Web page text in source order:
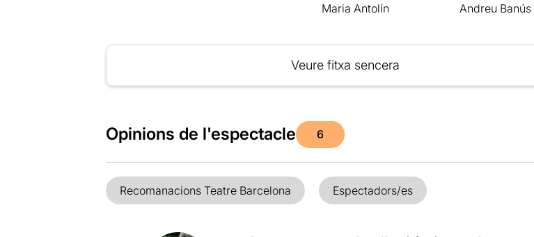
Maria Antolín
Andreu Banús
Veure fitxa sencera
Opinions de l'espectacle 6
Recomanacions Teatre Barcelona Espectadors/es